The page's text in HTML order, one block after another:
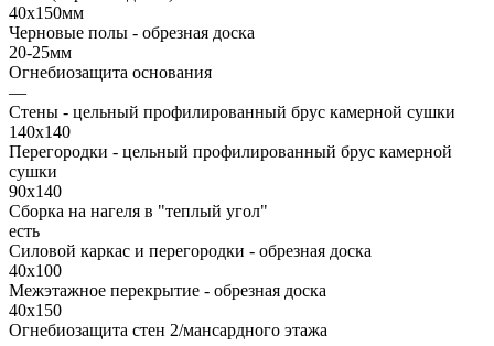
40х150мм
Черновые полы - обрезная доска
20-25мм
Огнебиозащита основания
—
Стены - цельный профилированный брус камерной сушки
140х140
Перегородки - цельный профилированный брус камерной
сушки
90х140
Сборка на нагеля в "теплый угол"
есть
Силовой каркас и перегородки - обрезная доска
40х100
Межэтажное перекрытие - обрезная доска
40х150
Огнебиозащита стен 2/мансардного этажа